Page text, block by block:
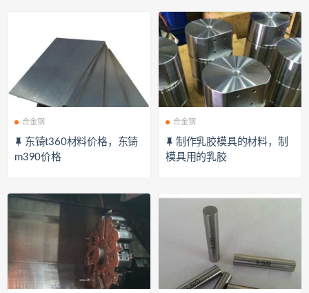
合金钢
东锜t360材料价格，东锜
m390价格
合金钢
制作乳胶模具的材料，制
模具用的乳胶